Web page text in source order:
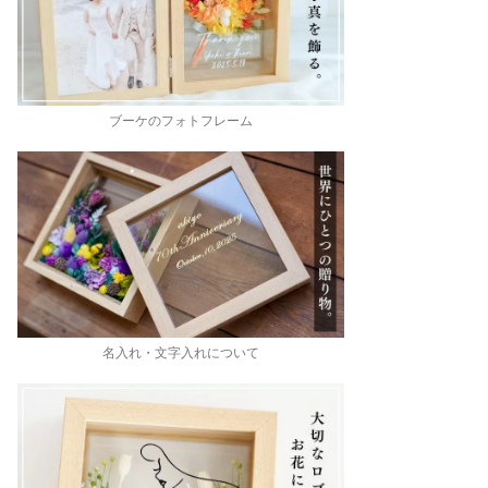
ブーケのフォトフレーム
名入れ・文字入れについて